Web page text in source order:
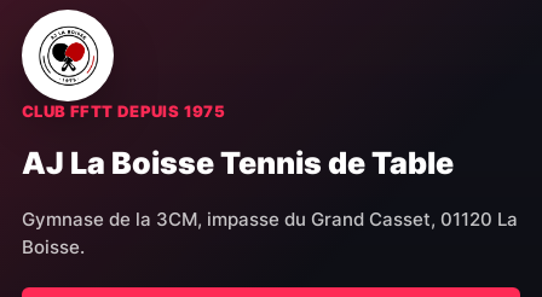
CLUB FFTT DEPUIS 1975
AJ La Boisse Tennis de Table
Gymnase de la 3CM, impasse du Grand Casset, 01120 La
Boisse.